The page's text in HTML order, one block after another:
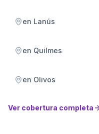
en Lanús
en Quilmes
en Olivos
Ver cobertura completa